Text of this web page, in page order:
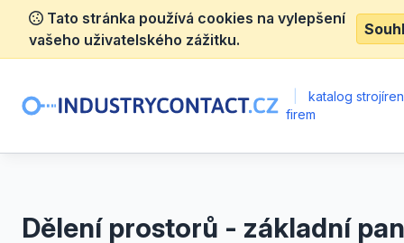
Tato stránka používá cookies na vylepšení
vašeho uživatelského zážitku.
katalog
firem
Dělení prostorů - základní